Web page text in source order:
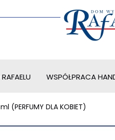
WSPÓŁPRACA
(PERFUMY DLA KOBIET)